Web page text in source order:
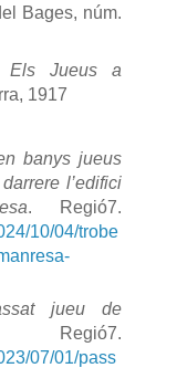
Bages, núm.
Els Jueus a
1917
banys jueus
l’edifici
. Regió7.
10/04/trobe
jueu de
Regió7.
07/01/pass